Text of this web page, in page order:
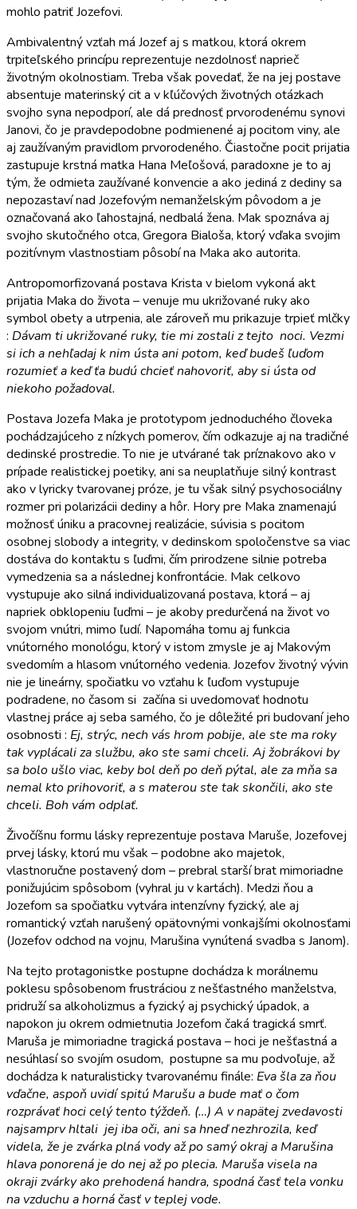
mohlo patriť Jozefovi.
Ambivalentný vzťah má Jozef aj s matkou, ktorá okrem
trpiteľského princípu reprezentuje nezdolnosť naprieč
životným okolnostiam. Treba však povedať, že na jej postave
absentuje materinský cit a v kľúčových životných otázkach
svojho syna nepodporí, ale dá prednosť prvorodenému synovi
Janovi, čo je pravdepodobne podmienené aj pocitom viny, ale
aj zaužívaným pravidlom prvorodeného. Čiastočne pocit prijatia
zastupuje krstná matka Hana Meľošová, paradoxne je to aj
tým, že odmieta zaužívané konvencie a ako jediná z dediny sa
nepozastaví nad Jozefovým nemanželským pôvodom a je
označovaná ako ľahostajná, nedbalá žena. Mak spoznáva aj
svojho skutočného otca, Gregora Bialoša, ktorý vďaka svojim
pozitívnym vlastnostiam pôsobí na Maka ako autorita.
Antropomorfizovaná postava Krista v bielom vykoná akt
prijatia Maka do života – venuje mu ukrižované ruky ako
symbol obety a utrpenia, ale zároveň mu prikazuje trpieť mlčky
: Dávam ti ukrižované ruky, tie mi zostali z tejto noci. Vezmi
si ich a nehľadaj k nim ústa ani potom, keď budeš ľuďom
rozumieť a keď ťa budú chcieť nahovoriť, aby si ústa od
niekoho požadoval.
Postava Jozefa Maka je prototypom jednoduchého človeka
pochádzajúceho z nízkych pomerov, čím odkazuje aj na tradičné
dedinské prostredie. To nie je utvárané tak príznakovo ako v
prípade realistickej poetiky, ani sa neuplatňuje silný kontrast
ako v lyricky tvarovanej próze, je tu však silný psychosociálny
rozmer pri polarizácii dediny a hôr. Hory pre Maka znamenajú
možnosť úniku a pracovnej realizácie, súvisia s pocitom
osobnej slobody a integrity, v dedinskom spoločenstve sa viac
dostáva do kontaktu s ľuďmi, čím prirodzene silnie potreba
vymedzenia sa a následnej konfrontácie. Mak celkovo
vystupuje ako silná individualizovaná postava, ktorá – aj
napriek obklopeniu ľuďmi – je akoby predurčená na život vo
svojom vnútri, mimo ľudí. Napomáha tomu aj funkcia
vnútorného monológu, ktorý v istom zmysle je aj Makovým
svedomím a hlasom vnútorného vedenia. Jozefov životný vývin
nie je lineárny, spočiatku vo vzťahu k ľuďom vystupuje
podradene, no časom si začína si uvedomovať hodnotu
vlastnej práce aj seba samého, čo je dôležité pri budovaní jeho
osobnosti : Ej, strýc, nech vás hrom pobije, ale ste ma roky
tak vyplácali za službu, ako ste sami chceli. Aj žobrákovi by
sa bolo ušlo viac, keby bol deň po deň pýtal, ale za mňa sa
nemal kto prihovoriť, a s materou ste tak skončili, ako ste
chceli. Boh vám odplať.
Živočíšnu formu lásky reprezentuje postava Maruše, Jozefovej
prvej lásky, ktorú mu však – podobne ako majetok,
vlastnoručne postavený dom – prebral starší brat mimoriadne
ponižujúcim spôsobom (vyhral ju v kartách). Medzi ňou a
Jozefom sa spočiatku vytvára intenzívny fyzický, ale aj
romantický vzťah narušený opätovnými vonkajšími okolnosťami
(Jozefov odchod na vojnu, Marušina vynútená svadba s Janom).
Na tejto protagonistke postupne dochádza k morálnemu
poklesu spôsobenom frustráciou z nešťastného manželstva,
pridruží sa alkoholizmus a fyzický aj psychický úpadok, a
napokon ju okrem odmietnutia Jozefom čaká tragická smrť.
Maruša je mimoriadne tragická postava – hoci je nešťastná a
nesúhlasí so svojím osudom, postupne sa mu podvoľuje, až
dochádza k naturalisticky tvarovanému finále: Eva šla za ňou
vďačne, aspoň uvidí spitú Marušu a bude mať o čom
rozprávať hoci celý tento týždeň. (…) A v napätej zvedavosti
najsamprv hltali jej iba oči, ani sa hneď nezhrozila, keď
videla, že je zvárka plná vody až po samý okraj a Marušina
hlava ponorená je do nej až po plecia. Maruša visela na
okraji zvárky ako prehodená handra, spodná časť tela vonku
na vzduchu a horná časť v teplej vode.